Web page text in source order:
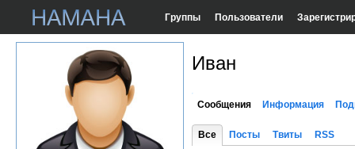
Группы Пользователи
Иван
Сообщения Информация
Все Посты Твиты RSS